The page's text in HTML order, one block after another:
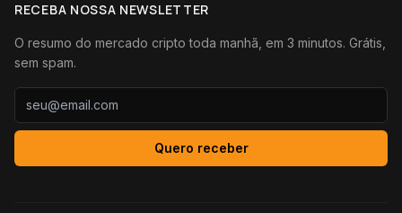
RECEBA NOSSA NEWSLETTER
O resumo do mercado cripto toda manhã, em 3 minutos. Grátis,
sem spam.
Quero receber